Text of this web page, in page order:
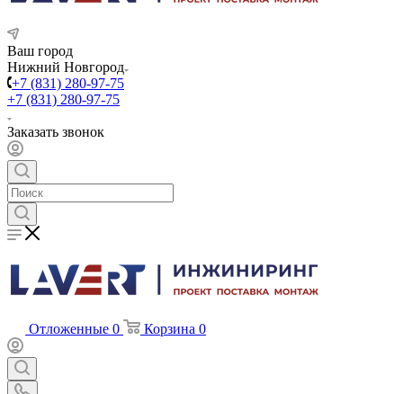
Ваш город
Нижний Новгород
+7 (831) 280-97-75
+7 (831) 280-97-75
Заказать звонок
Отложенные 0 Корзина 0